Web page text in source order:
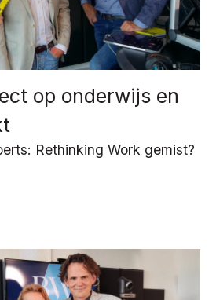
op onderwijs en
Rethinking Work gemist?